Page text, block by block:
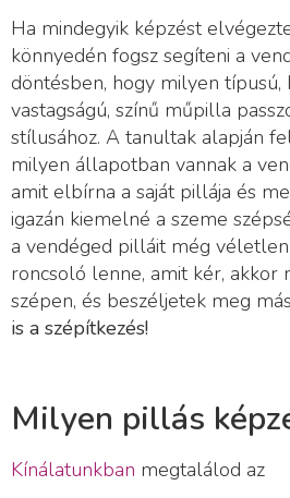
Ha mindegyik képzést
könnyedén fogsz segíteni a
döntésben, hogy milyen típusú,
vastagságú, színű műpilla
stílusához. A tanultak alapján
milyen állapotban vannak a
amit elbírna a saját pillája és
igazán kiemelné a szeme
a vendéged pilláit még
roncsoló lenne, amit kér, akkor
szépen, és beszéljetek meg
is a szépítkezés!
Milyen pillás
Kínálatunkban megtalálod az